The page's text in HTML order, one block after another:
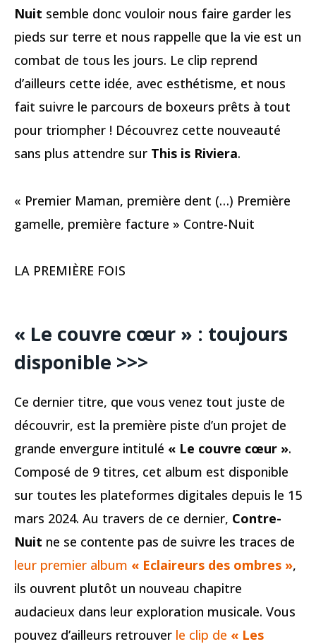
Nuit semble donc vouloir nous faire garder les
pieds sur terre et nous rappelle que la vie est un
combat de tous les jours. Le clip reprend
d’ailleurs cette idée, avec esthétisme, et nous
fait suivre le parcours de boxeurs prêts à tout
pour triompher ! Découvrez cette nouveauté
sans plus attendre sur This is Riviera.
« Premier Maman, première dent (…) Première
gamelle, première facture » Contre-Nuit
LA PREMIÈRE FOIS
« Le couvre cœur » : toujours
disponible >>>
Ce dernier titre, que vous venez tout juste de
découvrir, est la première piste d’un projet de
grande envergure intitulé « Le couvre cœur ».
Composé de 9 titres, cet album est disponible
sur toutes les plateformes digitales depuis le 15
mars 2024. Au travers de ce dernier, Contre-
Nuit ne se contente pas de suivre les traces de
leur premier album « Eclaireurs des ombres »,
ils ouvrent plutôt un nouveau chapitre
audacieux dans leur exploration musicale. Vous
pouvez d’ailleurs retrouver le clip de « Les